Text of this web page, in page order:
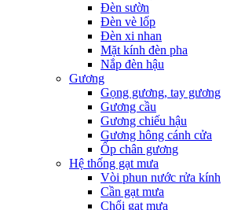
Đèn sườn
Đèn vè lốp
Đèn xi nhan
Mặt kính đèn pha
Nắp đèn hậu
Gương
Gọng gương, tay gương
Gương cầu
Gương chiếu hậu
Gương hông cánh cửa
Ốp chân gương
Hệ thống gạt mưa
Vòi phun nước rửa kính
Cần gạt mưa
Chổi gạt mưa